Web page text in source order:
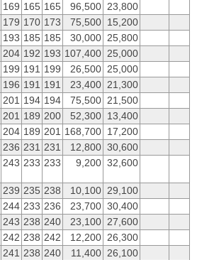
169 165 165 96,500 23,800
179 170 173 75,500 15,200
193 185 185 30,000 25,800
204 192 193 107,400 25,000
199 191 199 26,500 25,000
196 191 191 23,400 21,300
201 194 194 75,500 21,500
201 189 200 52,300 13,400
204 189 201 168,700 17,200
236 231 231 12,800 30,600
243 233 233 9,200 32,600
239 235 238 10,100 29,100
244 233 236 23,700 30,400
243 238 240 23,100 27,600
242 238 242 12,200 26,300
241 238 240 11,400 26,100